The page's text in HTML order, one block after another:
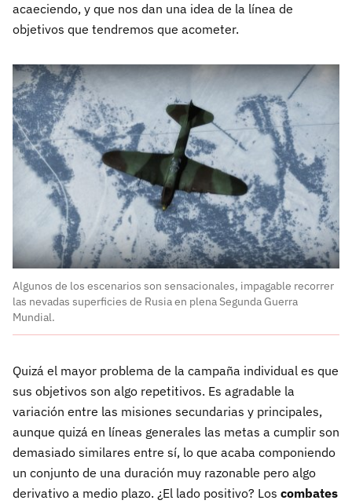
acaeciendo, y que nos dan una idea de la línea de
objetivos que tendremos que acometer.
Algunos de los escenarios son sensacionales, impagable recorrer
las nevadas superficies de Rusia en plena Segunda Guerra
Mundial.
Quizá el mayor problema de la campaña individual es que
sus objetivos son algo repetitivos. Es agradable la
variación entre las misiones secundarias y principales,
aunque quizá en líneas generales las metas a cumplir son
demasiado similares entre sí, lo que acaba componiendo
un conjunto de una duración muy razonable pero algo
derivativo a medio plazo. ¿El lado positivo? Los combates